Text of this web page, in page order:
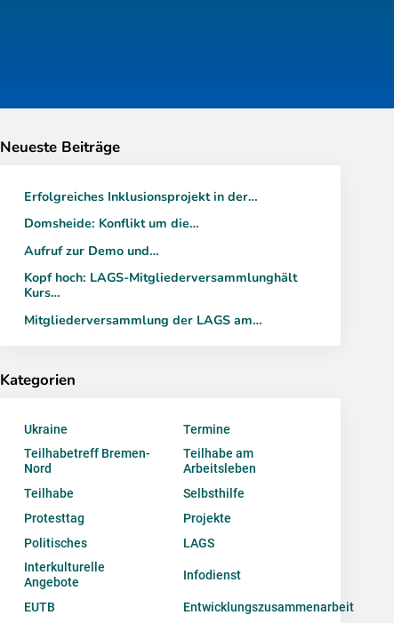
Neueste Beiträge
Erfolgreiches Inklusionsprojekt in der…
Domsheide: Konflikt um die…
Aufruf zur Demo und…
Kopf hoch: LAGS-Mitgliederversammlunghält
Kurs…
Mitgliederversammlung der LAGS am…
Kategorien
Ukraine
Termine
Teilhabetreff Bremen-
Nord
Teilhabe am
Arbeitsleben
Teilhabe
Selbsthilfe
Protesttag
Projekte
Politisches
LAGS
Interkulturelle
Angebote
Infodienst
EUTB
Entwicklungszusammenarbeit